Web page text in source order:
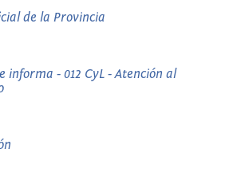
de la Provincia
informa - 012 CyL - Atención al